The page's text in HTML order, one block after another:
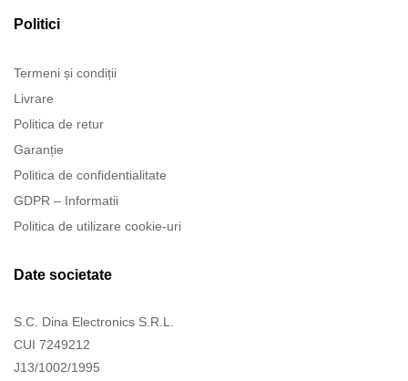
Politici
Termeni și condiții
Livrare
Politica de retur
Garanție
Politica de confidentialitate
GDPR – Informatii
Politica de utilizare cookie-uri
Date societate
S.C. Dina Electronics S.R.L.
CUI 7249212
J13/1002/1995